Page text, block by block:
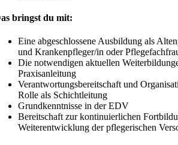
bringst du mit:
Eine abgeschlossene Ausbildung als
und Krankenpfleger/in oder
Die notwendigen aktuellen
Praxisanleitung
Verantwortungsbereitschaft und
Rolle als Schichtleitung
Grundkenntnisse in der EDV
Bereitschaft zur kontinuierlichen
Weiterentwicklung der pflegerischen